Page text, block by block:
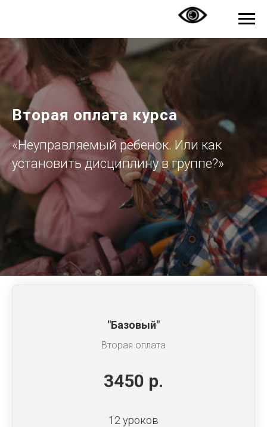
Вторая оплата курса
«Неуправляемый ребенок. Или как
установить дисциплину в группе?»
"Базовый"
Вторая оплата
3450 р.
12 уроков